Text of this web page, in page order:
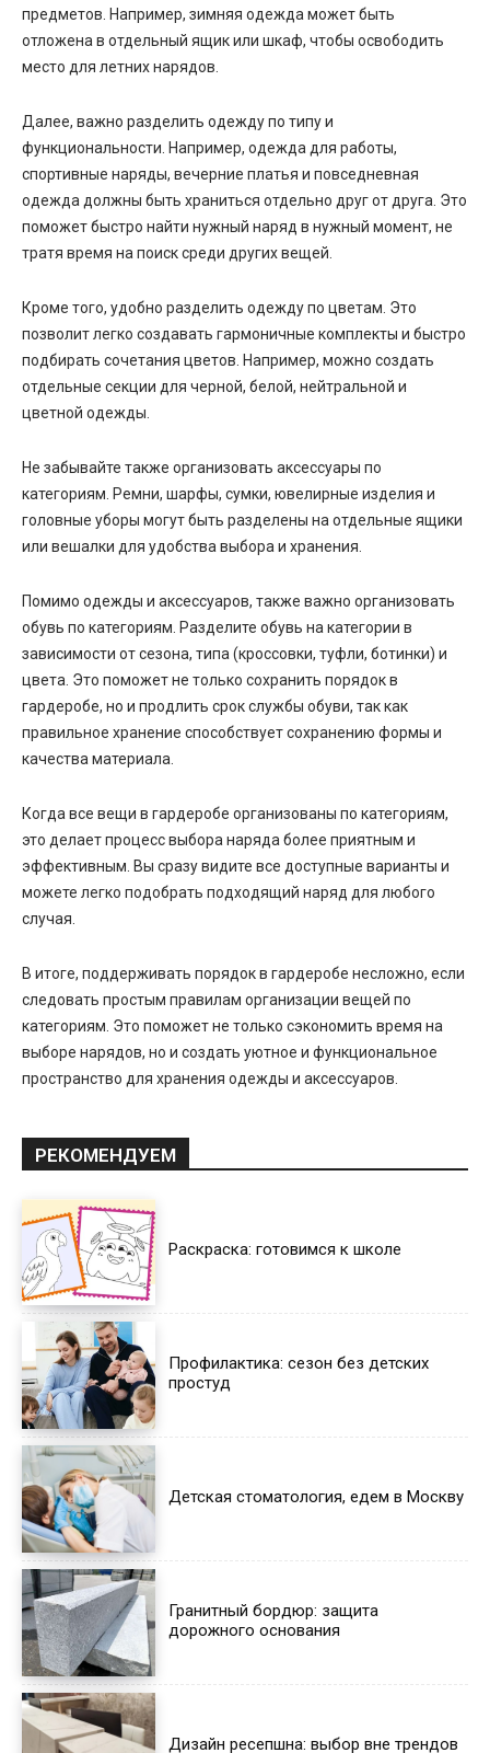
предметов. Например, зимняя одежда может быть
отложена в отдельный ящик или шкаф, чтобы освободить
место для летних нарядов.
Далее, важно разделить одежду по типу и
функциональности. Например, одежда для работы,
спортивные наряды, вечерние платья и повседневная
одежда должны быть храниться отдельно друг от друга. Это
поможет быстро найти нужный наряд в нужный момент, не
тратя время на поиск среди других вещей.
Кроме того, удобно разделить одежду по цветам. Это
позволит легко создавать гармоничные комплекты и быстро
подбирать сочетания цветов. Например, можно создать
отдельные секции для черной, белой, нейтральной и
цветной одежды.
Не забывайте также организовать аксессуары по
категориям. Ремни, шарфы, сумки, ювелирные изделия и
головные уборы могут быть разделены на отдельные ящики
или вешалки для удобства выбора и хранения.
Помимо одежды и аксессуаров, также важно организовать
обувь по категориям. Разделите обувь на категории в
зависимости от сезона, типа (кроссовки, туфли, ботинки) и
цвета. Это поможет не только сохранить порядок в
гардеробе, но и продлить срок службы обуви, так как
правильное хранение способствует сохранению формы и
качества материала.
Когда все вещи в гардеробе организованы по категориям,
это делает процесс выбора наряда более приятным и
эффективным. Вы сразу видите все доступные варианты и
можете легко подобрать подходящий наряд для любого
случая.
В итоге, поддерживать порядок в гардеробе несложно, если
следовать простым правилам организации вещей по
категориям. Это поможет не только сэкономить время на
выборе нарядов, но и создать уютное и функциональное
пространство для хранения одежды и аксессуаров.
РЕКОМЕНДУЕМ
Раскраска: готовимся к школе
Профилактика: сезон без детских
простуд
Детская стоматология, едем в Москву
Гранитный бордюр: защита
дорожного основания
Дизайн ресепшна: выбор вне трендов